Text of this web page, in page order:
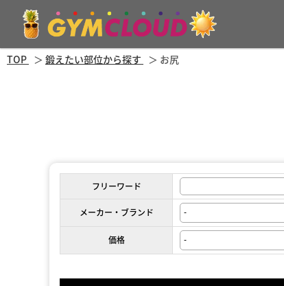
TOP 鍛えたい部位から探す お尻
フリーワード
メーカー・ブランド
価格